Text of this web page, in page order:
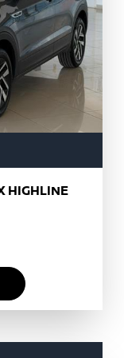
HIGHLINE